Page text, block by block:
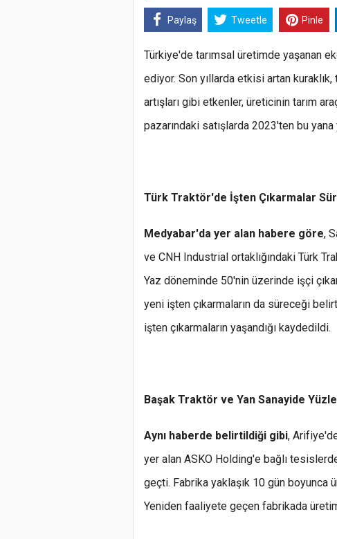
Paylaş Tweetle Pinle
Türkiye'de tarımsal üretimde yaşanan
ediyor. Son yıllarda etkisi artan
artışları gibi etkenler, üreticinin tarım
pazarındaki satışlarda 2023'ten bu
Türk Traktör'de İşten Çıkarmalar
Medyabar'da yer alan habere göre,
ve CNH Industrial ortaklığındaki Türk
Yaz döneminde 50'nin üzerinde işçi
yeni işten çıkarmaların da süreceği
işten çıkarmaların yaşandığı kaydedildi.
Başak Traktör ve Yan Sanayide
Aynı haberde belirtildiği gibi,
yer alan ASKO Holding'e bağlı
geçti. Fabrika yaklaşık 10 gün boyunca
Yeniden faaliyete geçen fabrikada